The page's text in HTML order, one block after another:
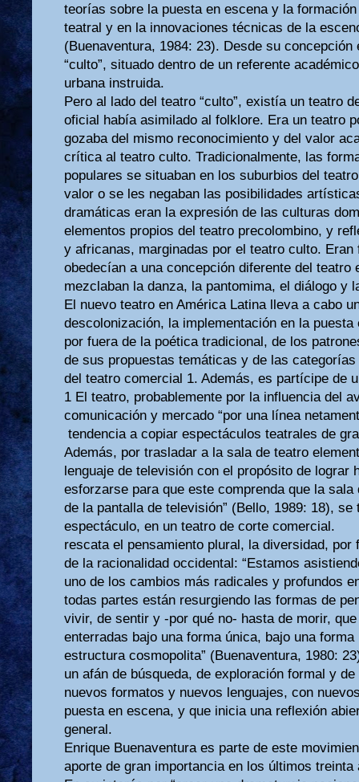
teorías sobre la puesta en escena y la
teatral y en la innovaciones técnicas de la
(Buenaventura, 1984: 23). Desde su
“culto”, situado dentro de un referente
urbana instruida.
Pero al lado del teatro “culto”, existía un teatro
oficial había asimilado al folklore. Era un teatro
gozaba del mismo reconocimiento y del valor
crítica al teatro culto. Tradicionalmente, las
populares se situaban en los suburbios del
valor o se les negaban las posibilidades
dramáticas eran la expresión de las culturas
elementos propios del teatro precolombino, y
y africanas, marginadas por el teatro culto. Eran
obedecían a una concepción diferente del teatro
mezclaban la danza, la pantomima, el diálogo y
El nuevo teatro en América Latina lleva a cabo
descolonización, la implementación en la puesta
por fuera de la poética tradicional, de los
de sus propuestas temáticas y de las categorías
del teatro comercial 1. Además, es partícipe de
1 El teatro, probablemente por la influencia del
comunicación y mercado “por una línea
tendencia a copiar espectáculos teatrales de
Además, por trasladar a la sala de teatro
lenguaje de televisión con el propósito de lograr
esforzarse para que este comprenda que la
de la pantalla de televisión” (Bello, 1989: 18), se
espectáculo, en un teatro de corte comercial.
rescata el pensamiento plural, la diversidad,
de la racionalidad occidental: “Estamos
uno de los cambios más radicales y profundos
todas partes están resurgiendo las formas de
vivir, de sentir y -por qué no- hasta de morir,
enterradas bajo una forma única, bajo una
estructura cosmopolita” (Buenaventura, 1980:
un afán de búsqueda, de exploración formal y
nuevos formatos y nuevos lenguajes, con
puesta en escena, y que inicia una reflexión
general.
Enrique Buenaventura es parte de este
aporte de gran importancia en los últimos